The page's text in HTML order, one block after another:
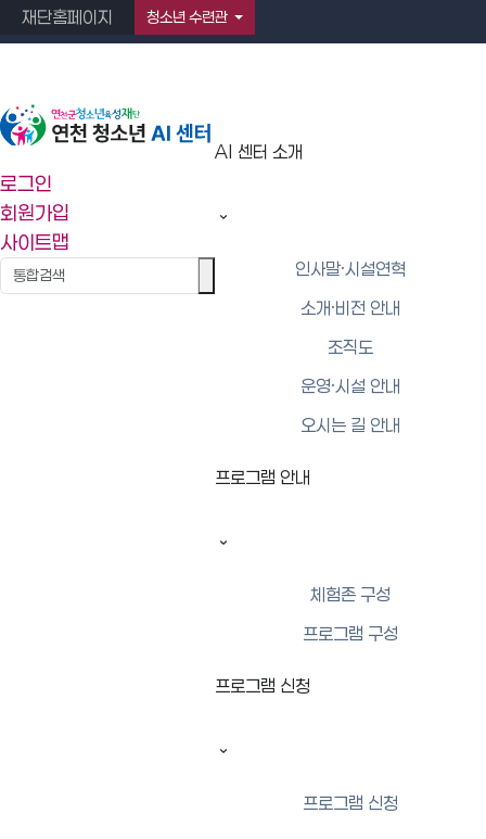
재단홈페이지 청소년 수련관
로그인
회원가입
사이트맵
AI 센터 소개
인사말·시설연혁
소개·비전 안내
조직도
운영·시설 안내
오시는 길 안내
프로그램 안내
체험존 구성
프로그램 구성
프로그램 신청
프로그램 신청
운영·시설 안내
운영·시설 안내
상이하므로 각 프로그램별 이용시간 참조
일·월요일, 법정 공휴일/ 근로자의 날/ 사전 공지된
휴일 휴관